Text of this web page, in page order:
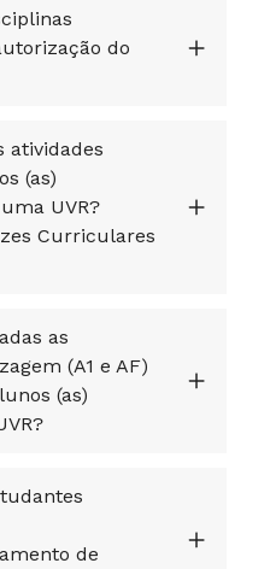
do
atividades
(as)
UVR?
Curriculares
as
(A1 e AF)
(as)
de